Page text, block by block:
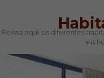
Revisa aquí las diferentes
sus